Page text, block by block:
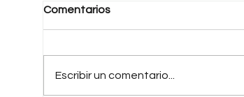
Una Patria Distinta
Comentarios
Escribir un comentario...